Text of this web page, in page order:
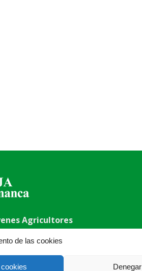
de las cookies
Denegar
Agricultores